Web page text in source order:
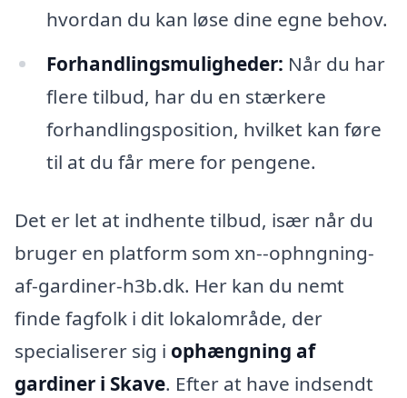
hvordan du kan løse dine egne behov.
Forhandlingsmuligheder: Når du har
flere tilbud, har du en stærkere
forhandlingsposition, hvilket kan føre
til at du får mere for pengene.
Det er let at indhente tilbud, især når du
bruger en platform som xn--ophngning-
af-gardiner-h3b.dk. Her kan du nemt
finde fagfolk i dit lokalområde, der
specialiserer sig i ophængning af
gardiner i Skave. Efter at have indsendt